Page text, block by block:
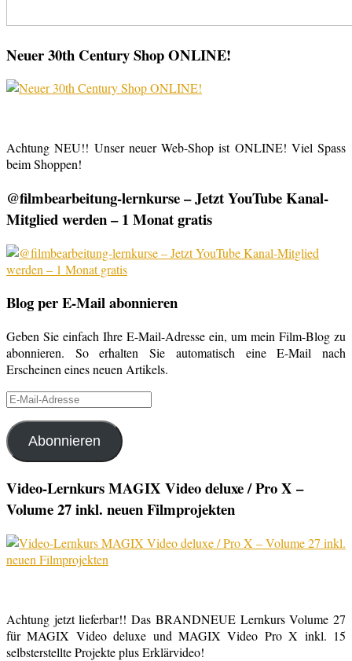
Neuer 30th Century Shop ONLINE!
Achtung NEU!! Unser neuer Web-Shop ist ONLINE! Viel Spass
beim Shoppen!
@filmbearbeitung-lernkurse – Jetzt YouTube Kanal-
Mitglied werden – 1 Monat gratis
Blog per E-Mail abonnieren
Geben Sie einfach Ihre E-Mail-Adresse ein, um mein Film-Blog zu
abonnieren. So erhalten Sie automatisch eine E-Mail nach
Erscheinen eines neuen Artikels.
E-
Adresse
Abonnieren
Video-Lernkurs MAGIX Video deluxe / Pro X –
Volume 27 inkl. neuen Filmprojekten
Achtung jetzt lieferbar!! Das BRANDNEUE Lernkurs Volume 27
für MAGIX Video deluxe und MAGIX Video Pro X inkl. 15
selbsterstellte Projekte plus Erklärvideo!